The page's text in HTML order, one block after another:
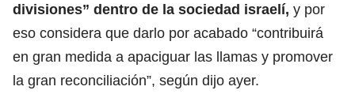
divisiones” dentro de la sociedad israelí, y por
eso considera que darlo por acabado “contribuirá
en gran medida a apaciguar las llamas y promover
la gran reconciliación”, según dijo ayer.